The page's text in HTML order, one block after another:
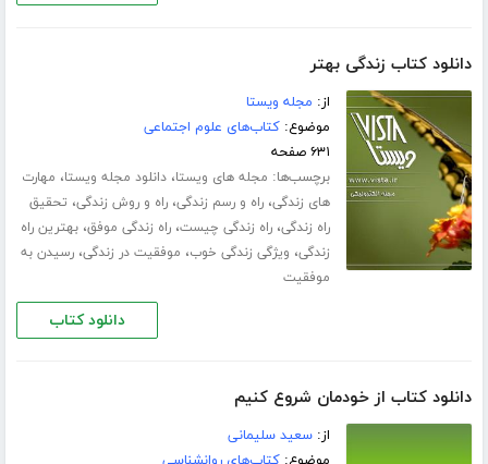
دانلود کتاب زندگی بهتر
از: مجله ویستا
موضوع:کتاب‌های علوم اجتماعی
۶۳۱ صفحه
برچسب‌ها: مجله های ویستا،دانلود مجله ویستا، مهارت
های زندگی،راه و رسم زندگی،راه و روش زندگی، تحقیق
راه زندگی،راه زندگی چیست،راه زندگی موفق،بهترین راه
زندگی، ویژگی زندگی خوب، موفقیت در زندگی،رسیدن به
موفقیت
دانلود کتاب
دانلود کتاب از خودمان شروع کنیم
از:سعید سلیمانی